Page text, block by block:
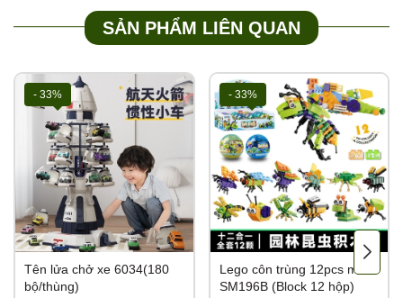
SẢN PHẨM LIÊN QUAN
- 33%
Tên lửa chở xe 6034(180
bộ/thùng)
- 33%
Lego côn trùng 12pcs mã
SM196B (Block 12 hộp)